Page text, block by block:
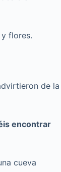
flores.
de la
encontrar
cueva